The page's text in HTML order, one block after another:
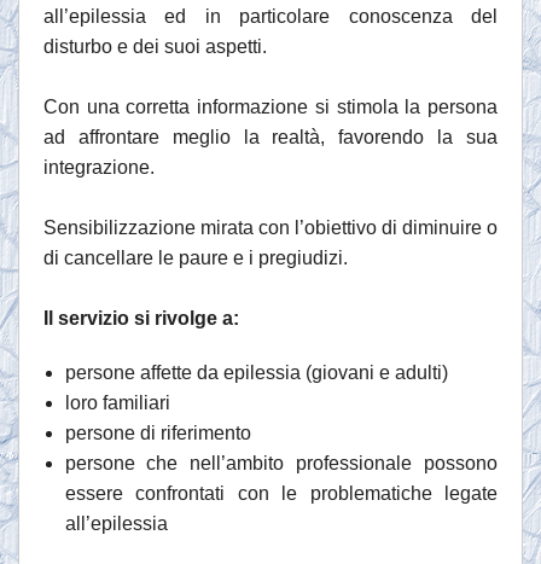
all’epilessia ed in particolare conoscenza del
disturbo e dei suoi aspetti.
Con una corretta informazione si stimola la persona
ad affrontare meglio la realtà, favorendo la sua
integrazione.
Sensibilizzazione mirata con l’obiettivo di diminuire o
di cancellare le paure e i pregiudizi.
Il servizio si rivolge a:
persone affette da epilessia (giovani e adulti)
loro familiari
persone di riferimento
persone che nell’ambito professionale possono
essere confrontati con le problematiche legate
all’epilessia